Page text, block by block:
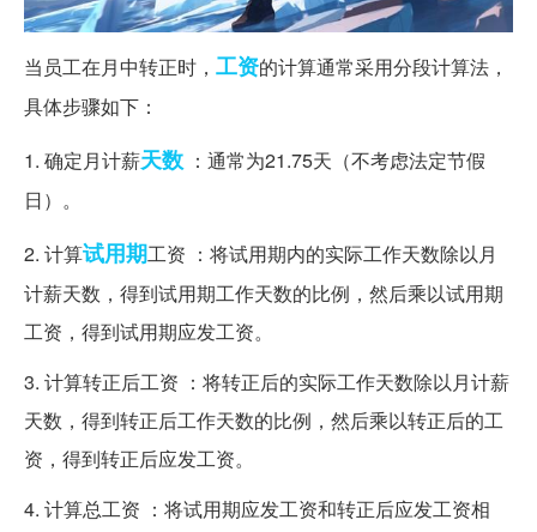
当员工在月中转正时， 工资的计算通常采用分段计算法，
具体步骤如下：
1. 确定月计薪天数 ：通常为21.75天（不考虑法定节假
日）。
2. 计算试用期工资 ：将试用期内的实际工作天数除以月
计薪天数，得到试用期工作天数的比例，然后乘以试用期
工资，得到试用期应发工资。
3. 计算转正后工资 ：将转正后的实际工作天数除以月计薪
天数，得到转正后工作天数的比例，然后乘以转正后的工
资，得到转正后应发工资。
4. 计算总工资 ：将试用期应发工资和转正后应发工资相